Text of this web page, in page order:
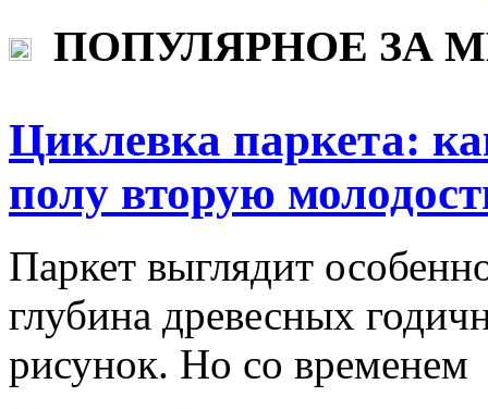
ПОПУЛЯРНОЕ ЗА
Циклевка паркета:
полу вторую
Паркет выглядит
глубина древесных
рисунок. Но со временем